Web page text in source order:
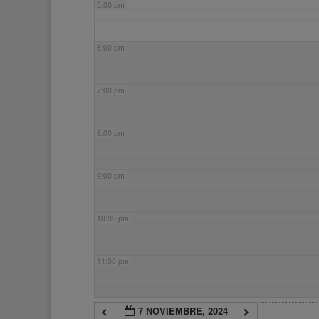
5:00 pm
6:00 pm
7:00 pm
8:00 pm
9:00 pm
10:00 pm
11:00 pm
7 NOVIEMBRE, 2024